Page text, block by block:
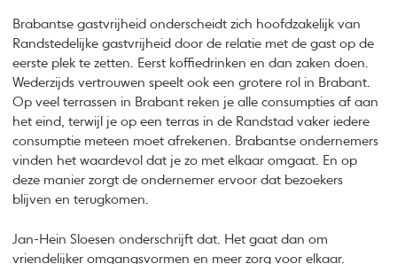
Brabantse gastvrijheid onderscheidt zich hoofdzakelijk van
Randstedelijke gastvrijheid door de relatie met de gast op de
eerste plek te zetten. Eerst koffiedrinken en dan zaken doen.
Wederzijds vertrouwen speelt ook een grotere rol in Brabant.
Op veel terrassen in Brabant reken je alle consumpties af aan
het eind, terwijl je op een terras in de Randstad vaker iedere
consumptie meteen moet afrekenen. Brabantse ondernemers
vinden het waardevol dat je zo met elkaar omgaat. En op
deze manier zorgt de ondernemer ervoor dat bezoekers
blijven en terugkomen.
Jan-Hein Sloesen onderschrijft dat. Het gaat dan om
vriendelijker omgangsvormen en meer zorg voor elkaar.